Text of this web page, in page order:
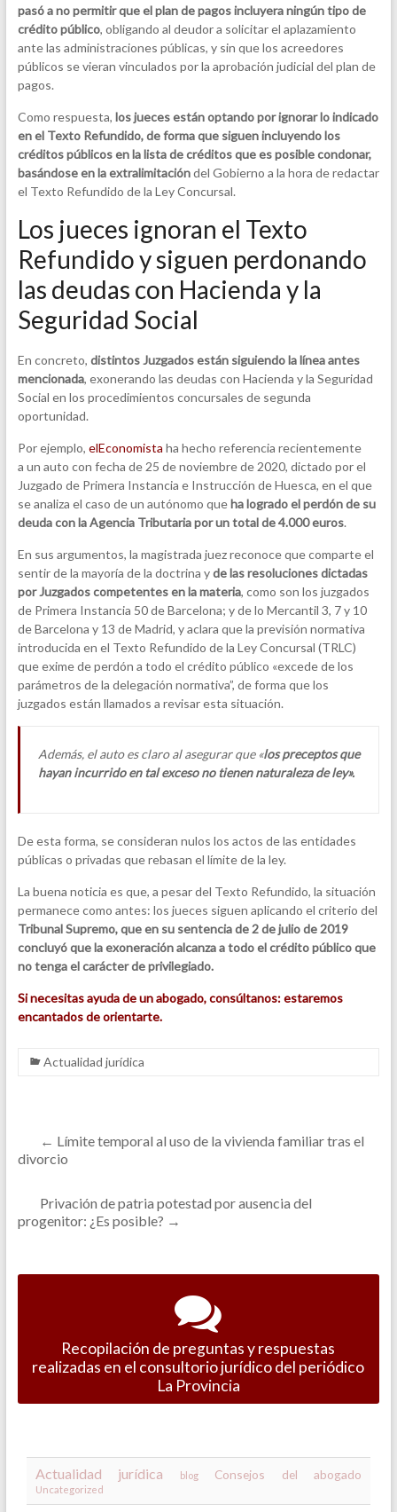
pasó a nopermitirque el plan de pagos incluyera ningún tipo de
crédito público, obligando al deudor a solicitar el aplazamiento
ante las administraciones públicas, y sin que los acreedores
públicos se vieran vinculados por la aprobación judicial del plan de
pagos.
Como respuesta, los jueces están optando por ignorar lo indicado
en el Texto Refundido, de forma que siguen incluyendo los
créditos públicos en la lista de créditos que es posible condonar,
basándose en la extralimitacióndel Gobierno a la hora de redactar
el Texto Refundido de la Ley Concursal.
Los jueces ignoran el Texto
Refundido y siguen perdonando
las deudas con Hacienda y la
Seguridad Social
En concreto, distintos Juzgados están siguiendo la línea antes
mencionada, exonerando las deudas con Hacienda y la Seguridad
Social en los procedimientos concursales de segunda
oportunidad.
Por ejemplo, elEconomista ha hecho referencia recientemente
a un auto con fecha de 25 de noviembre de 2020, dictado por el
Juzgado de Primera Instancia e Instrucción de Huesca, en el que
se analiza el caso de un autónomo queha logrado el perdón de su
deuda con la Agencia Tributaria por un total de 4.000 euros.
En sus argumentos, la magistrada juez reconoce que comparte el
sentir de la mayoría de la doctrina yde las resoluciones dictadas
por Juzgados competentes en la materia, como son los juzgados
de Primera Instancia 50 de Barcelona; y de lo Mercantil 3, 7 y 10
de Barcelona y 13 de Madrid, y aclara que la previsión normativa
introducida en el Texto Refundido de la Ley Concursal (TRLC)
que exime de perdón a todo el crédito público «excede de los
parámetros de la delegación normativa”, de forma que los
juzgados están llamados a revisar esta situación.
Además, el auto es claro al asegurar que «los preceptos que
hayan incurrido en tal exceso no tienen naturaleza de ley».
De esta forma, se consideran nulos los actos de las entidades
públicas o privadas que rebasan el límite de la ley.
La buena noticia es que, a pesar del Texto Refundido, la situación
permanece como antes: los jueces siguen aplicando el criterio del
Tribunal Supremo, que en su sentencia de 2 de julio de 2019
concluyó que la exoneración alcanza a todo el crédito público que
no tenga el carácter de privilegiado.
Si necesitas ayuda de un abogado, consúltanos: estaremos
encantados de orientarte.
Actualidad jurídica
← Límite temporal al uso de la vivienda familiar tras el
divorcio
Privación de patria potestad por ausencia del
progenitor: ¿Es posible? →
Recopilación de preguntas y respuestas
realizadas en el consultorio jurídico del periódico
La Provincia
Actualidad jurídica blog Consejos del abogado
Uncategorized